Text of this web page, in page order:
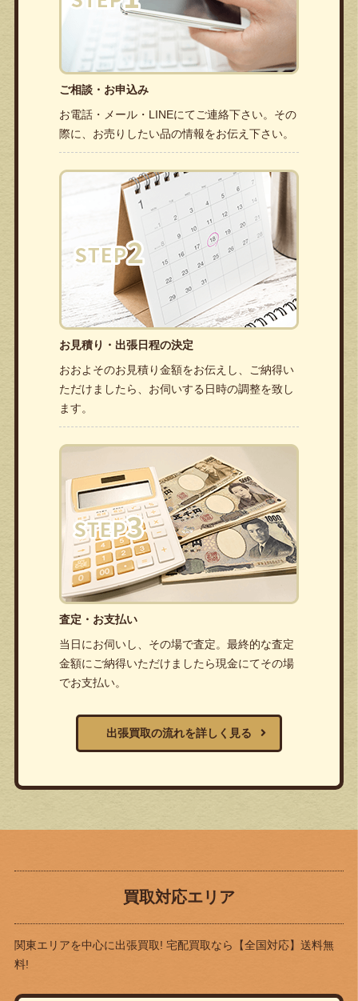
ご相談・お申込み
お電話・メール・LINEにてご連絡下さい。その
際に、お売りしたい品の情報をお伝え下さい。
お見積り・出張日程の決定
おおよそのお見積り金額をお伝えし、ご納得い
ただけましたら、お伺いする日時の調整を致し
ます。
査定・お支払い
当日にお伺いし、その場で査定。最終的な査定
金額にご納得いただけましたら現金にてその場
でお支払い。
出張買取の流れを詳しく見る
買取対応エリア
関東エリアを中心に出張買取! 宅配買取なら
【全国対応】送料無
料!